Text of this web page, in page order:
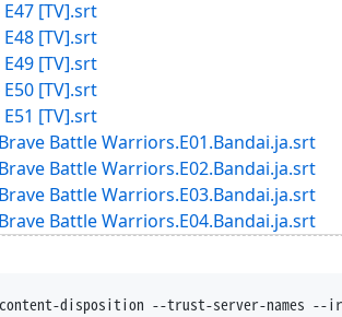
[TV].srt
[TV].srt
[TV].srt
[TV].srt
[TV].srt
Battle Warriors.E01.Bandai.ja.srt
Battle Warriors.E02.Bandai.ja.srt
Battle Warriors.E03.Bandai.ja.srt
Battle Warriors.E04.Bandai.ja.srt
disposition --trust-server-names --iri 'https://